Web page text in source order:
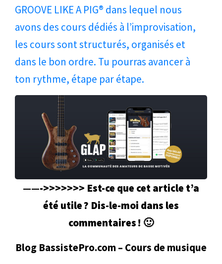
GROOVE LIKE A PIG® dans lequel nous
avons des cours dédiés à l’improvisation,
les cours sont structurés, organisés et
dans le bon ordre. Tu pourras avancer à
ton rythme, étape par étape.
——->>>>>>> Est-ce que cet article t’a
été utile ? Dis-le-moi dans les
commentaires ! 🙂
Blog BassistePro.com – Cours de musique